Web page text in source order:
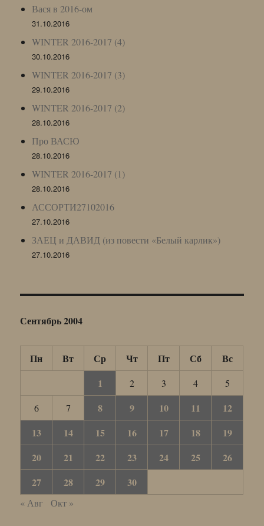
Вася в 2016-ом
31.10.2016
WINTER 2016-2017 (4)
30.10.2016
WINTER 2016-2017 (3)
29.10.2016
WINTER 2016-2017 (2)
28.10.2016
Про ВАСЮ
28.10.2016
WINTER 2016-2017 (1)
28.10.2016
АССОРТИ27102016
27.10.2016
ЗАЕЦ и ДАВИД (из повести «Белый карлик»)
27.10.2016
Сентябрь 2004
Пн Вт Ср Чт Пт Сб
Вс
1
2 3 4
5
6
7 8 9 10 11
12
13
14 15 16 17 18
19
20
21 22 23 24 25
26
27
28 29 30
« Авг Окт »